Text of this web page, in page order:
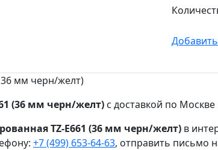
мм черн/желт)
(36 мм черн/желт) с доставкой по Москве
TZ-E661 (36 мм черн/желт) в
+7 (499) 653-64-63, отправить письмо